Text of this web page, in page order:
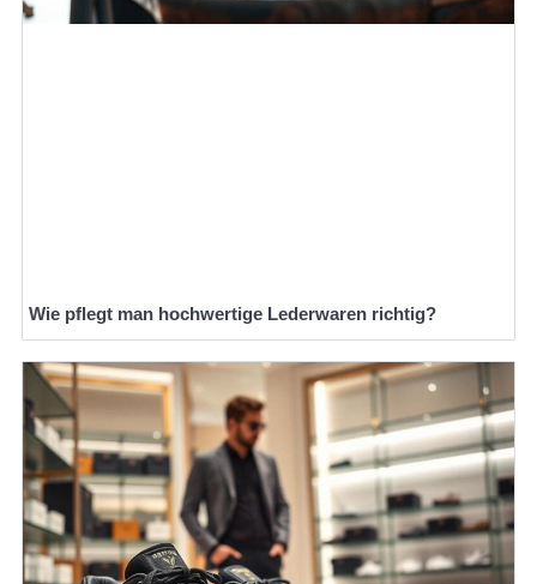
Wie pflegt man hochwertige Lederwaren richtig?